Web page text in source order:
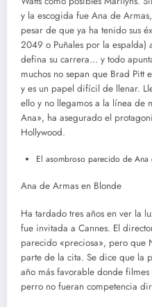
y la escogida fue Ana de
pesar de que ya ha tenido sus
2049 o Puñales por la espalda)
defina su carrera… y todo
muchos no sepan que Brad Pitt
y es un papel difícil de llenar.
ello y no llegamos a la línea de
Ana», ha asegurado el
Hollywood.
El asombroso parecido de Ana
Ana de Armas en Blonde
Ha tardado tres años en ver la
fue invitada a Cannes. El
parecido «preciosa», pero que
parte de la cita. Se dice que la
año más favorable donde filmes
perro no fueran competencia